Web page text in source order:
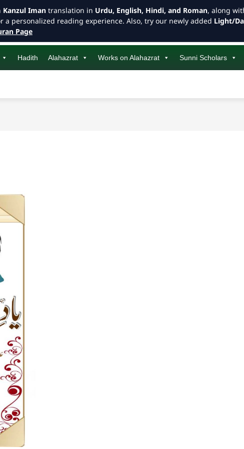
Hadith Alahazrat Works on Alahazrat Sunni Scholars
Kanzul Iman translation in Urdu, English, Hindi, and Roman, along
personalized reading experience. Also, try our newly added Light/
Page